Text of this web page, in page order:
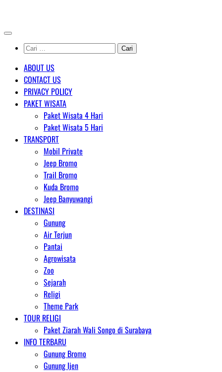
content
Cari
untuk:
ABOUT US
CONTACT US
PRIVACY POLICY
PAKET WISATA
Paket Wisata 4 Hari
Paket Wisata 5 Hari
TRANSPORT
Mobil Private
Jeep Bromo
Trail Bromo
Kuda Bromo
Jeep Banyuwangi
DESTINASI
Gunung
Air Terjun
Pantai
Agrowisata
Zoo
Sejarah
Religi
Theme Park
TOUR RELIGI
Paket Ziarah Wali Songo di Surabaya
INFO TERBARU
Gunung Bromo
Gunung Ijen